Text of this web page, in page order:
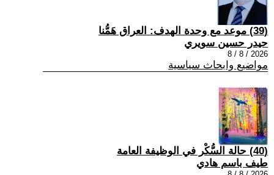
(39) موعد مع وحدة الهدف: العراق هَمُّنا
حيدر حسين سويري
2026 / 8 / 8
مواضيع وابحاث سياسية
(40) حالة السُّكْر في الوظيفة العامة
طيف باسم هادي